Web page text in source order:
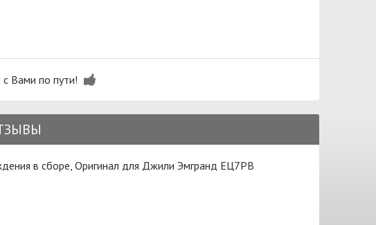
Вами по пути!
в сборе, Оригинал для Джили Эмгранд ЕЦ7РВ